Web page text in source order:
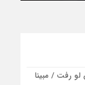
رفت / مبینا